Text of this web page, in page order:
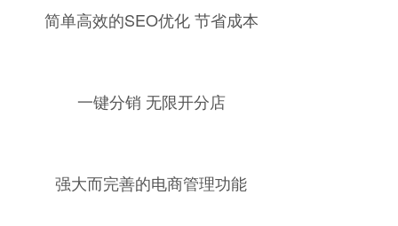
简单高效的SEO优化 节省成本
一键分销 无限开分店
强大而完善的电商管理功能